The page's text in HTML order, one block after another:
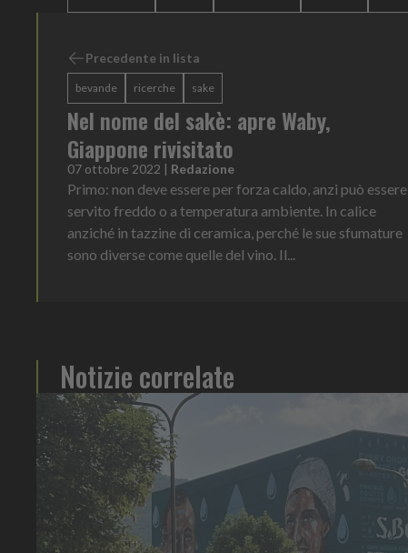
Precedente in lista
bevande ricerche sake
Nel nome del sakè: apre Waby,
Giappone rivisitato
07 ottobre 2022 | Redazione
Primo: non deve essere per forza caldo, anzi può essere
servito freddo o a temperatura ambiente. In calice
anziché in tazzine di ceramica, perché le sue sfumature
sono diverse come quelle del vino. Il...
Notizie correlate